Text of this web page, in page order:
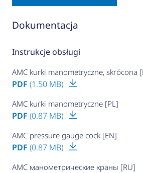
Dokumentacja
Instrukcje obsługi
AMC kurki manometryczne, skrócona
PDF (1.50 MB)
AMC kurki manometryczne [PL]
PDF (0.87 MB)
AMC pressure gauge cock [EN]
PDF (0.87 MB)
AMC манометрические краны [RU]